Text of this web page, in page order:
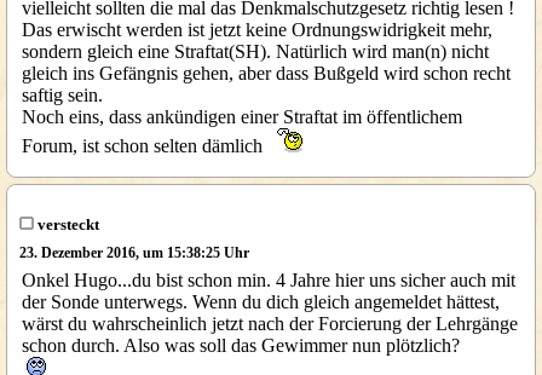
vielleicht sollten die mal das Denkmalschutzgesetz richtig lesen !
Das erwischt werden ist jetzt keine Ordnungswidrigkeit mehr,
sondern gleich eine Straftat(SH). Natürlich wird man(n) nicht
gleich ins Gefängnis gehen, aber dass Bußgeld wird schon recht
saftig sein.
Noch eins, dass ankündigen einer Straftat im öffentlichem
Forum, ist schon selten dämlich
versteckt
23. Dezember 2016, um 15:38:25 Uhr
Onkel Hugo...du bist schon min. 4 Jahre hier uns sicher auch mit
der Sonde unterwegs. Wenn du dich gleich angemeldet hättest,
wärst du wahrscheinlich jetzt nach der Forcierung der Lehrgänge
schon durch. Also was soll das Gewimmer nun plötzlich?